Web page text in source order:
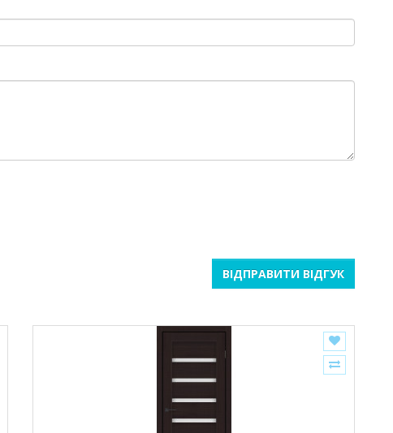
ВІДПРАВИТИ ВІДГУК